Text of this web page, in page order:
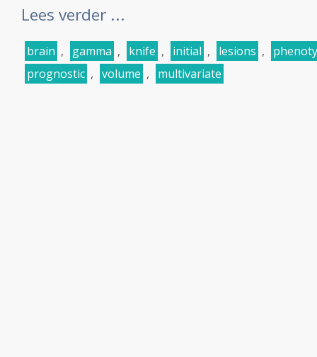
Lees verder ...
brain , gamma , knife , initial , lesions ,
prognostic , volume , multivariate